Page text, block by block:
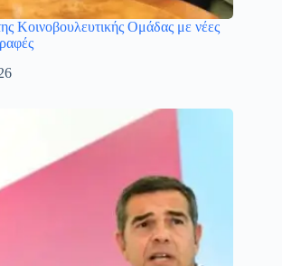
Κοινοβουλευτικής Ομάδας με νέες